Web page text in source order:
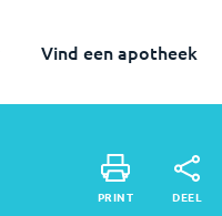
Vind een apotheek
PRINT DEEL